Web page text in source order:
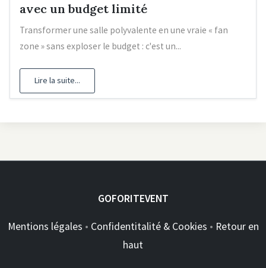
avec un budget limité
Transformer une salle polyvalente en une vraie « fan
zone » sans exploser le budget : c'est un...
Lire la suite...
GOFORITEVENT
Mentions légales • Confidentitalité & Cookies • Retour en
haut